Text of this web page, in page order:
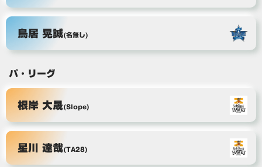
鳥居 晃誠(名無し)
パ・リーグ
根岸 大晟(Slope)
星川 達哉(TA28)